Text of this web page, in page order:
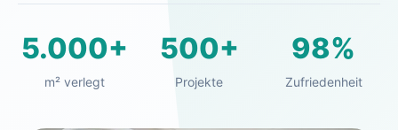
5.000+
m² verlegt
500+
Projekte
98%
Zufriedenheit